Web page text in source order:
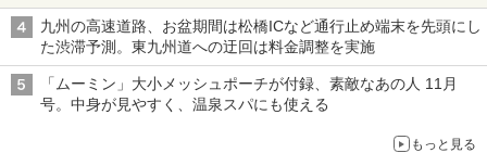
九州の高速道路、お盆期間は松橋ICなど通行止め端末を先頭にし
た渋滞予測。東九州道への迂回は料金調整を実施
「ムーミン」大小メッシュポーチが付録、素敵なあの人 11月
号。中身が見やすく、温泉スパにも使える
もっと見る